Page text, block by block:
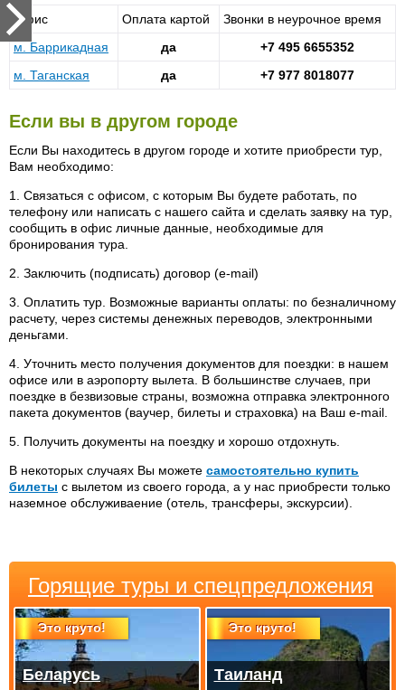
Офис Оплата картой
Звонки в неурочное время
м. Баррикадная
да
+7 495 6655352
м. Таганская
да +7 977 8018077
Если вы в другом городе
Если Вы находитесь в другом городе и хотите приобрести тур,
Вам необходимо:
1. Связаться с офисом, с которым Вы будете работать, по
телефону или написать с нашего сайта и сделать заявку на тур,
сообщить в офис личные данные, необходимые для
бронирования тура.
2. Заключить (подписать) договор (e-mail)
3. Оплатить тур. Возможные варианты оплаты: по безналичному
расчету, через системы денежных переводов, электронными
деньгами.
4. Уточнить место получения документов для поездки: в нашем
офисе или в аэропорту вылета. В большинстве случаев, при
поездке в безвизовые страны, возможна отправка электронного
пакета документов (ваучер, билеты и страховка) на Ваш e-mail.
5. Получить документы на поездку и хорошо отдохнуть.
В некоторых случаях Вы можете самостоятельно купить
билеты с вылетом из своего города, а у нас приобрести только
наземное обслуживаение (отель, трансферы, экскурсии).
Горящие туры и спецпредложения
Это круто!
Беларусь
Это круто!
Таиланд